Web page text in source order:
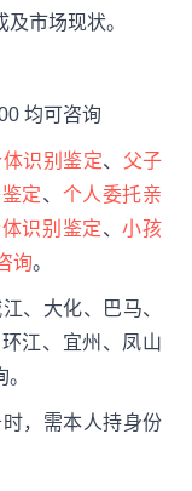
市场现状。
均可咨询
识别鉴定、 父子
定、 个人委托亲
识别鉴定、小孩
询。
、大化、巴马、
江、宜州、凤山
，需本人持身份